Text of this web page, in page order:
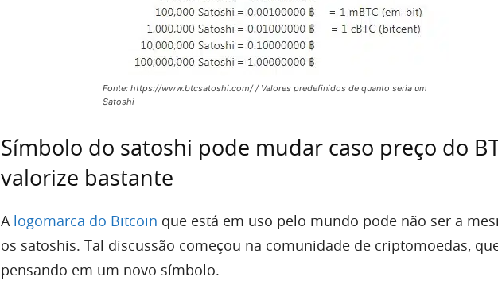
Fonte: https://www.btcsatoshi.com/ / Valores predefinidos de quanto seria um
Satoshi
Símbolo do satoshi pode mudar caso preço do
valorize bastante
A logomarca do Bitcoin que está em uso pelo mundo pode não ser a
os satoshis. Tal discussão começou na comunidade de criptomoedas,
pensando em um novo símbolo.